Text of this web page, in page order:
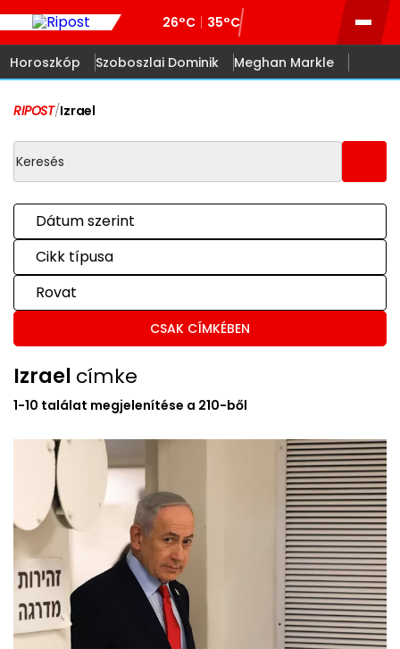
26°C 35°C
Horoszkóp Szoboszlai Dominik Meghan Markle
RIPOST/Izrael
Dátum szerint
Cikk típusa
Rovat
CSAK CÍMKÉBEN
Izrael címke
1-10 találat megjelenítése a 210-ből